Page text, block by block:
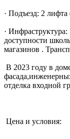
‎· Подъезд: 2
‎·
доступности
магазинов .
В 2023 году в
отделка входной
‎ Цена и условия: